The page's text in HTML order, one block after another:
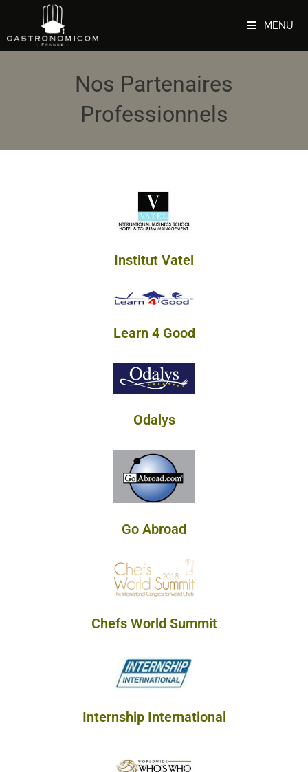
MENU
Nos Partenaires
Professionnels
Institut Vatel
Learn 4 Good
Odalys
Go Abroad
Chefs World Summit
Internship International